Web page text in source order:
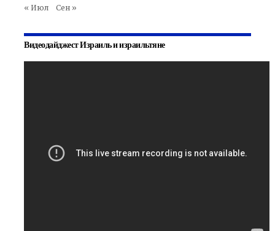
« Июл Сен »
Видеодайджест Израиль и израильтяне